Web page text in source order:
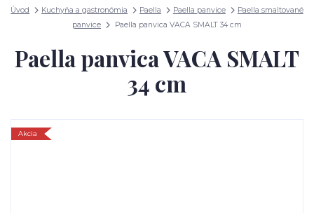
Úvod Kuchyňa a gastronómia Paella Paella panvice
Paella smaltované
panvice
Paella panvica VACA SMALT 34 cm
Paella panvica VACA SMALT
34 cm
Akcia